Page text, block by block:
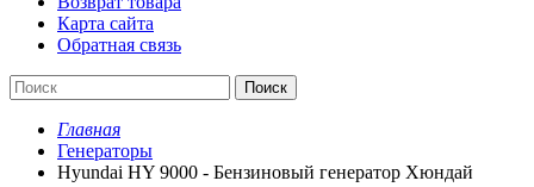
Карта сайта
Обратная связь
Поиск
Главная
Генераторы
Hyundai HY 9000 - Бензиновый генератор Хюндай